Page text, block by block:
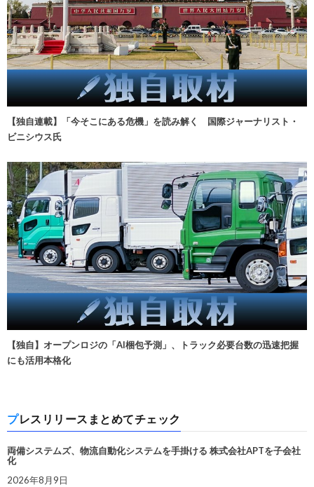
【独自連載】「今そこにある危機」を読み解く 国際ジャーナリスト・
ビニシウス氏
【独自】オープンロジの「AI梱包予測」、トラック必要台数の迅速把握
にも活用本格化
プレスリリースまとめてチェック
両備システムズ、物流自動化システムを手掛ける 株式会社APTを子会社
化
2026年8月9日